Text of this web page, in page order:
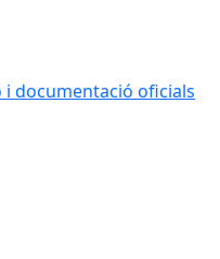
documentació oficials